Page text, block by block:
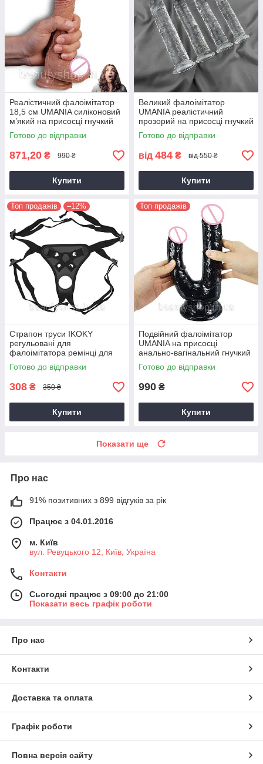
Реалістичний фалоімітатор
18,5 см UMANIA силіконовий
м’який на присосці гнучкий
тілесний
Готово до відправки
871,20 ₴ 990 ₴
Купити
Великий фалоімітатор
UMANIA реалістичний
прозорий на присосці гнучкий
дилдо різних розмірів
Готово до відправки
від 484 ₴ від 550 ₴
Купити
Топ продажів –12%
Страпон труси IKOKY
регульовані для
фалоімітатора ремінці для
дилдо чорні
Готово до відправки
308 ₴ 350 ₴
Купити
Топ продажів
Подвійний фалоімітатор
UMANIA на присосці
анально-вагінальний гнучкий
масажер чорний
Готово до відправки
990 ₴
Купити
Показати ще
Про нас
91% позитивних з 899 відгуків за рік
Працює з 04.01.2016
м. Київ
вул. Ревуцького 12, Київ, Україна
Контакти
Сьогодні працює з 09:00 до 21:00
Показати весь графік роботи
Про нас
Контакти
Доставка та оплата
Графік роботи
Повна версія сайту